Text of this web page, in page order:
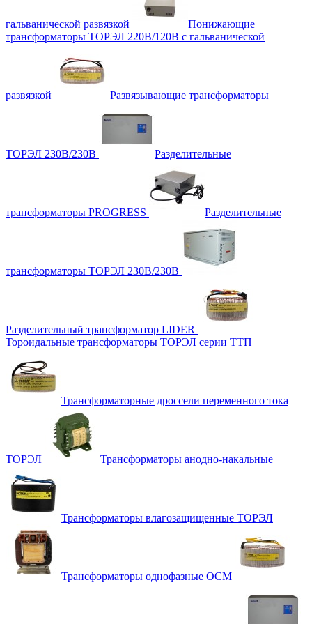
гальванической развязкой
Понижающие
трансформаторы ТОРЭЛ 220В/120В с гальванической
развязкой Развязывающие трансформаторы
ТОРЭЛ 230В/230В Разделительные
трансформаторы PROGRESS Разделительные
трансформаторы ТОРЭЛ 230В/230В
Разделительный трансформатор LIDER
Тороидальные трансформаторы ТОРЭЛ серии ТТП
Трансформаторные дроссели переменного тока
ТОРЭЛ Трансформаторы анодно-накальные
Трансформаторы влагозащищенные ТОРЭЛ
Трансформаторы однофазные ОСМ